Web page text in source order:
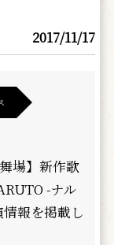
2017/11/17
場】新作歌
-ナル
情報を掲載し